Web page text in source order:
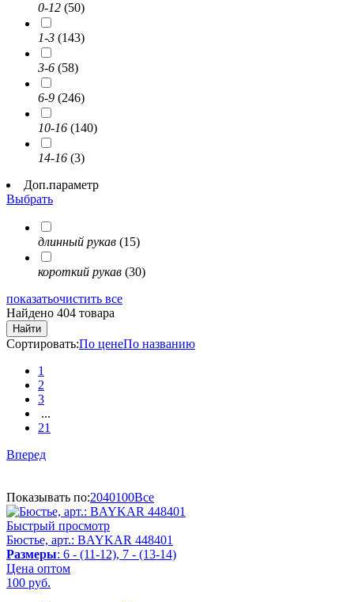
0-12 (50)
1-3 (143)
3-6 (58)
6-9 (246)
10-16 (140)
14-16 (3)
Доп.параметр
Выбрать
длинный рукав (15)
короткий рукав (30)
показатьочистить все
Найдено 404 товара
Найти
Сортировать:По ценеПо названию
1
2
3
...
21
Вперед
Показывать по:2040100Все
Быстрый просмотр
Бюстье, арт.: BAYKAR 448401
Размеры: 6 - (11-12), 7 - (13-14)
Цена оптом
100 руб.